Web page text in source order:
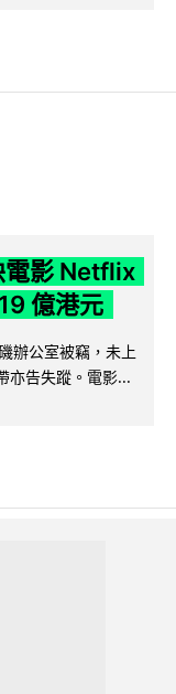
電影 Netflix
億港元
辦公室被竊，未上
亦告失蹤。電影...